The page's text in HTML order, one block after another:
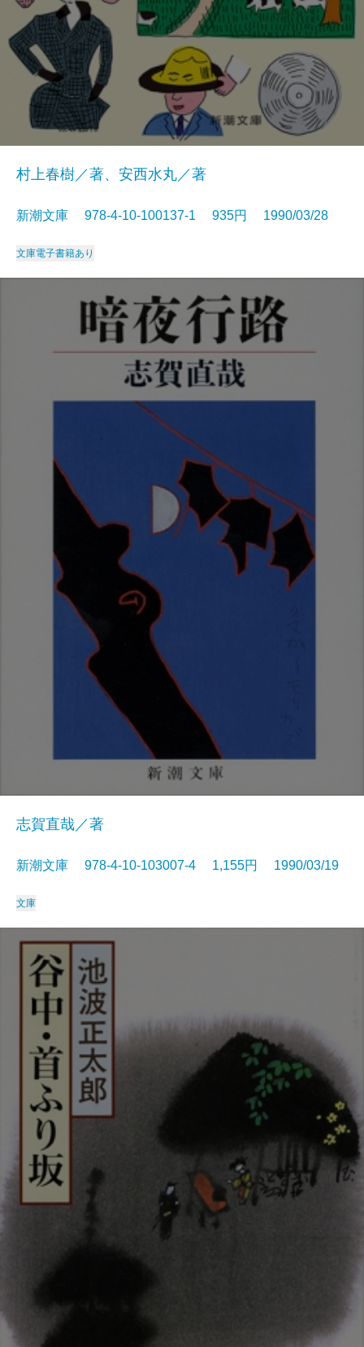
村上春樹／著、安西水丸／著
新潮文庫 978-4-10-100137-1 935円 1990/03/28
文庫電子書籍あり
志賀直哉／著
新潮文庫 978-4-10-103007-4 1,155円 1990/03/19
文庫